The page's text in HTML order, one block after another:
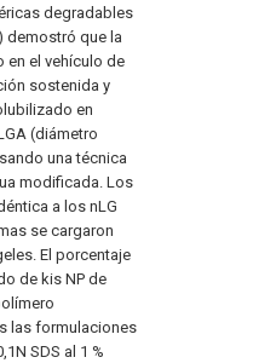
degradables
demostró que la
el vehículo de
sostenida y
en
(diámetro
una técnica
modificada. Los
a los nLG
se cargaron
El porcentaje
de kis NP de
las formulaciones
SDS al 1 %